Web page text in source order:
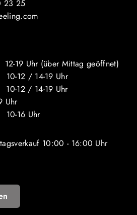
23 25
(über Mittag geöffnet)
/ 14-19 Uhr
/ 14-19 Uhr
Uhr
Uhr
10:00 - 16:00 Uhr